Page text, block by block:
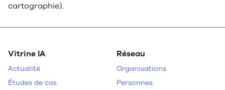
cartographie).
Vitrine IA
Actualité
Études de cas
Réseau
Organisations
Personnes